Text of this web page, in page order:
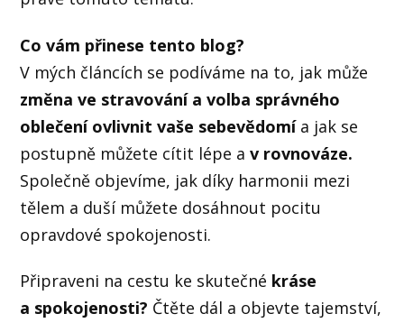
Co vám přinese tento blog?
V mých článcích se podíváme na to, jak může
změna ve stravování a volba správného
oblečení ovlivnit vaše sebevědomía jak se
postupně můžete cítit lépe av rovnováze.
Společně objevíme, jak díky harmonii mezi
tělem a duší můžete dosáhnout pocitu
opravdové spokojenosti.
Připraveni na cestu ke skutečné kráse
a spokojenosti? Čtěte dál a objevte tajemství,